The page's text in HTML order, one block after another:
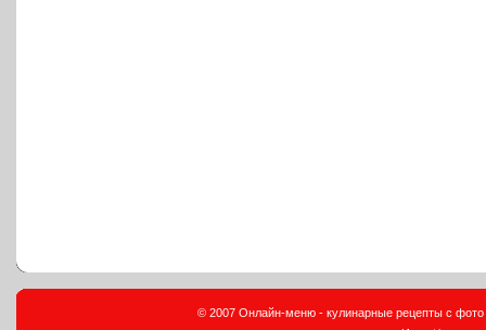
© 2007 Онлайн-меню - кулинарные рецепты с фото